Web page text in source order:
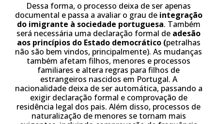
Dessa forma, o processo deixa de ser apenas
documental e passa a avaliar o grau de integração
do imigrante à sociedade portuguesa. Também
será necessária uma declaração formal de adesão
aos princípios do Estado democrático (petralhas
não são bem vindos, principalmente). As mudanças
também afetam filhos, menores e processos
familiares e altera regras para filhos de
estrangeiros nascidos em Portugal. A
nacionalidade deixa de ser automática, passando a
exigir declaração formal e comprovação de
residência legal dos pais. Além disso, processos de
naturalização de menores se tornam mais